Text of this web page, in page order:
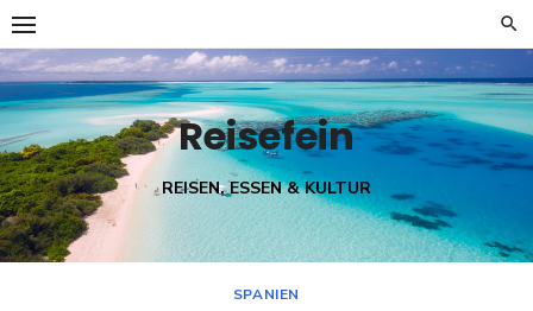
Skip
to
content
Reisefein
REISEN, ESSEN & KULTUR
SPANIEN